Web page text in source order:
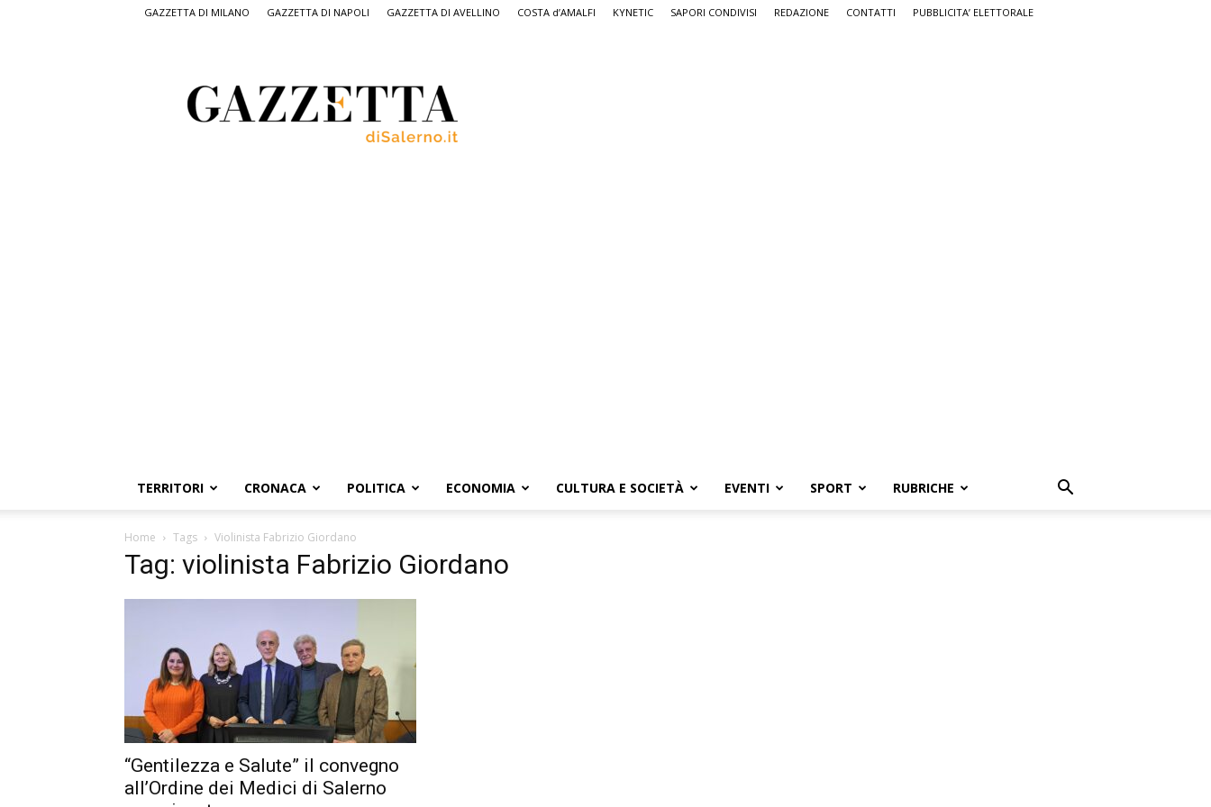
GAZZETTA DI MILANO GAZZETTA DI NAPOLI GAZZETTA DI AVELLINO COSTA d’AMALFI KYNETIC SAPORI CONDIVISI REDAZIONE CONTATTI PUBBLICITA’ ELETTORALE
Salerno,
il
quotidiano
TERRITORI CRONACA POLITICA ECONOMIA CULTURA E SOCIETÀ EVENTI SPORT RUBRICHE
Home Tags Violinista Fabrizio Giordano
Tag: violinista Fabrizio Giordano
“Gentilezza e Salute” il convegno
all’Ordine dei Medici di Salerno